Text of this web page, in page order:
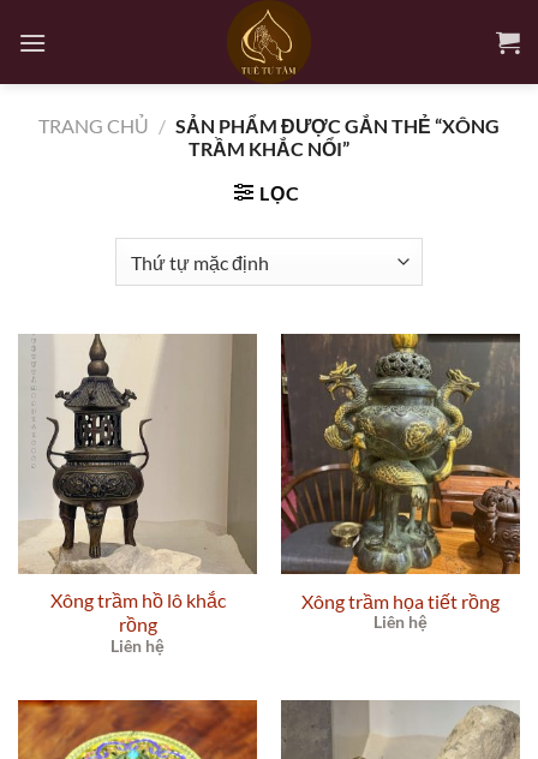
qua
TRANG CHỦ / SẢN PHẨM ĐƯỢC GẮN THẺ “XÔNG
TRẦM KHẮC NỔI”
LỌC
Xông trầm hồ lô khắc
rồng
Liên hệ
Xông trầm họa tiết rồng
Liên hệ